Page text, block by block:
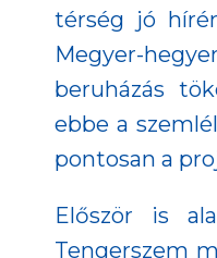
térség jó
Megyer-
beruházás
ebbe a
pontosan a
Először is
Tengerszem